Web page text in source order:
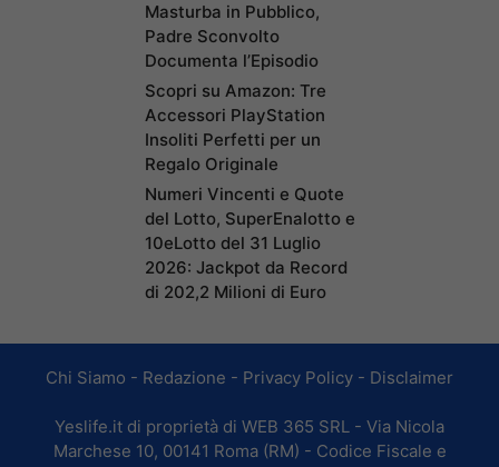
Masturba in Pubblico,
Padre Sconvolto
Documenta l’Episodio
Scopri su Amazon: Tre
Accessori PlayStation
Insoliti Perfetti per un
Regalo Originale
Numeri Vincenti e Quote
del Lotto, SuperEnalotto e
10eLotto del 31 Luglio
2026: Jackpot da Record
di 202,2 Milioni di Euro
Chi Siamo - Redazione - Privacy Policy - Disclaimer
Yeslife.it di proprietà di WEB 365 SRL - Via Nicola
Marchese 10, 00141 Roma (RM) - Codice Fiscale e